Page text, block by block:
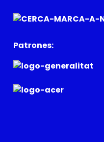
Patrones: